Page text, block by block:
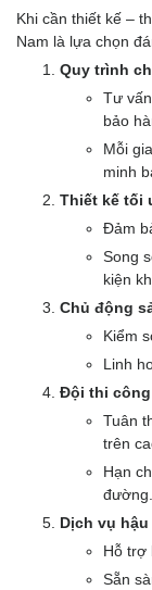
Khi cần thiết kế –
Nam là lựa chọn
Quy trình
Tư
bảo
Mỗi
minh
Thiết kế tối
Đảm
Song
kiện
Chủ động
Kiểm
Linh
Đội thi
Tuân
trên
Hạn
đường.
Dịch vụ
Hỗ trợ
Sẵn